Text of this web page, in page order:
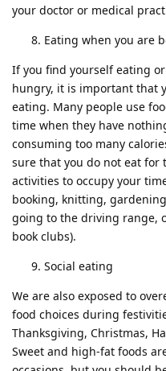
your doctor or medical
Eating when you are
If you find yourself eating
hungry, it is important that
eating. Many people use
time when they have
consuming too many
sure that you do not eat for
activities to occupy your
booking, knitting,
going to the driving range,
book clubs).
Social eating
We are also exposed to
food choices during
Thanksgiving, Christmas,
Sweet and high-fat foods